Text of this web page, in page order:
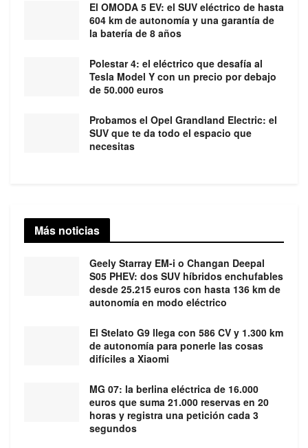
El OMODA 5 EV: el SUV eléctrico de hasta
604 km de autonomía y una garantía de
la batería de 8 años
Polestar 4: el eléctrico que desafía al
Tesla Model Y con un precio por debajo
de 50.000 euros
Probamos el Opel Grandland Electric: el
SUV que te da todo el espacio que
necesitas
Más noticias
Geely Starray EM-i o Changan Deepal
S05 PHEV: dos SUV híbridos enchufables
desde 25.215 euros con hasta 136 km de
autonomía en modo eléctrico
El Stelato G9 llega con 586 CV y 1.300 km
de autonomía para ponerle las cosas
difíciles a Xiaomi
MG 07: la berlina eléctrica de 16.000
euros que suma 21.000 reservas en 20
horas y registra una petición cada 3
segundos